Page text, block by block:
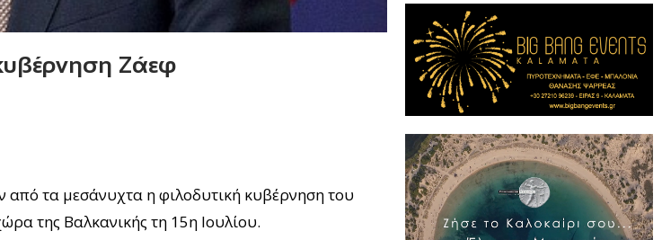
Ζάεφ
από τα μεσάνυχτα η φιλοδυτική κυβέρνηση του
της Βαλκανικής τη 15η Ιουλίου.